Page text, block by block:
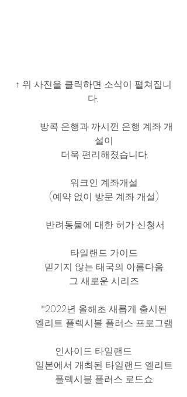
↑ 위 사진을 클릭하면 소식이 펼쳐집니
다.
설이
더욱 편리해졌습니다.
워크인 계좌개설
(예약 없이 방문 계좌 개설)
반려동물에 대한 허가 신청서
타일랜드 가이드
믿기지 않는 태국의 아름다움.
그 새로운 시리즈
*2022년 올해초 새롭게 출시된
엘리트 플렉시블 플러스 프로그램
인사이드 타일랜드
일본에서 개최된 타일랜드 엘리트
플렉시블 플러스 로드쇼